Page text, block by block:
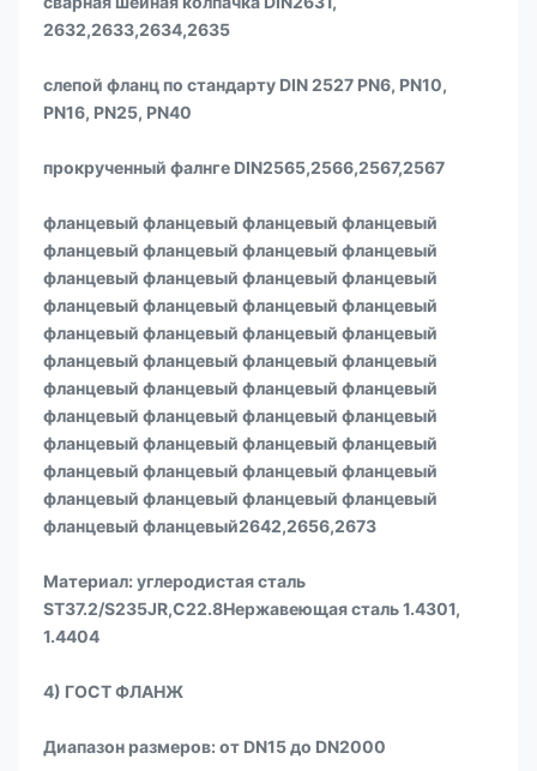
2632,2633,2634,2635
слепой фланц по стандарту DIN 2527 PN6, PN10,
PN16, PN25, PN40
прокрученный фалнге DIN2565,2566,2567,2567
фланцевый фланцевый фланцевый фланцевый
фланцевый фланцевый фланцевый фланцевый
фланцевый фланцевый фланцевый фланцевый
фланцевый фланцевый фланцевый фланцевый
фланцевый фланцевый фланцевый фланцевый
фланцевый фланцевый фланцевый фланцевый
фланцевый фланцевый фланцевый фланцевый
фланцевый фланцевый фланцевый фланцевый
фланцевый фланцевый фланцевый фланцевый
фланцевый фланцевый фланцевый фланцевый
фланцевый фланцевый фланцевый фланцевый
фланцевый фланцевый2642,2656,2673
Материал: углеродистая сталь
ST37.2/S235JR,C22.8Нержавеющая сталь 1.4301,
1.4404
4) ГОСТ ФЛАНЖ
Диапазон размеров: от DN15 до DN2000